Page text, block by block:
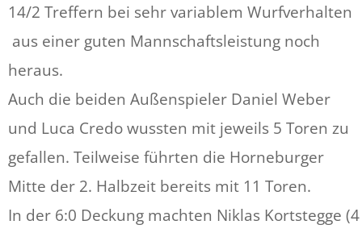
14/2 Treffern bei sehr variablem Wurfverhalten
aus einer guten Mannschaftsleistung noch
heraus.
Auch die beiden Außenspieler Daniel Weber
und Luca Credo wussten mit jeweils 5 Toren zu
gefallen. Teilweise führten die Horneburger
Mitte der 2. Halbzeit bereits mit 11 Toren.
In der 6:0 Deckung machten Niklas Kortstegge (4